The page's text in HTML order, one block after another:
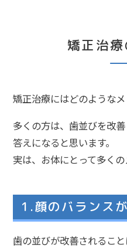
矯正治
矯正治療にはどのような
多くの方は、歯並びを改
答えになると思います。
実は、お体にとって多くの
1.顔のバランス
歯の並びが改善されるこ